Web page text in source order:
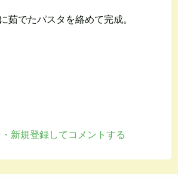
茹でたパスタを絡めて完成。
新規登録してコメントする